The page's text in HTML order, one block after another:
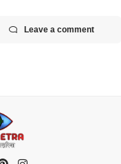
Leave a comment